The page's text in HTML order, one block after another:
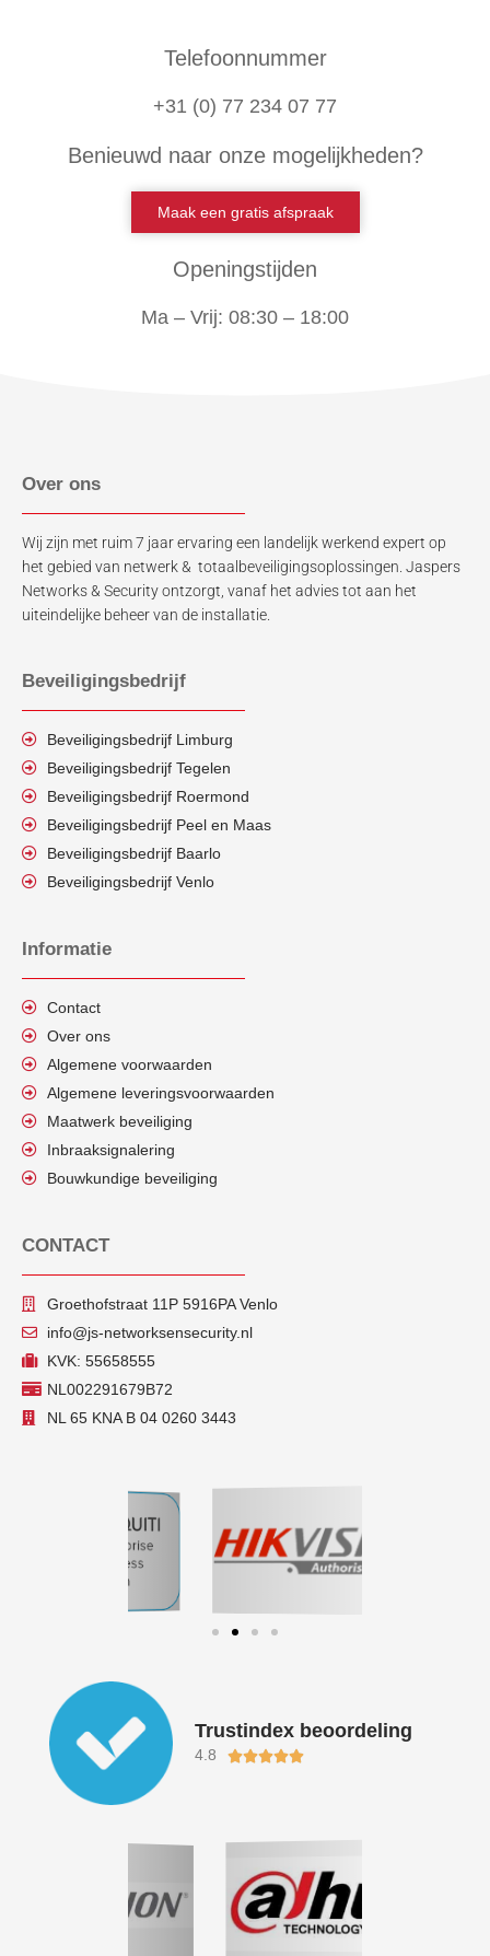
Telefoonnummer
+31 (0) 77 234 07 77
Benieuwd naar onze mogelijkheden?
Maak een gratis afspraak
Openingstijden
Ma – Vrij: 08:30 – 18:00
Over ons
Wij zijn met ruim 7 jaar ervaring een landelijk werkend expert op
het gebied van netwerk & totaalbeveiligingsoplossingen. Jaspers
Networks & Security ontzorgt, vanaf het advies tot aan het
uiteindelijke beheer van de installatie.
Beveiligingsbedrijf
Beveiligingsbedrijf Limburg
Beveiligingsbedrijf Tegelen
Beveiligingsbedrijf Roermond
Beveiligingsbedrijf Peel en Maas
Beveiligingsbedrijf Baarlo
Beveiligingsbedrijf Venlo
Informatie
Contact
Over ons
Algemene voorwaarden
Algemene leveringsvoorwaarden
Maatwerk beveiliging
Inbraaksignalering
Bouwkundige beveiliging
CONTACT
Groethofstraat 11P 5916PA Venlo
info@js-networksensecurity.nl
KVK: 55658555
NL002291679B72
NL 65 KNA B 04 0260 3443
Trustindex beoordeling
4.8 Waardering